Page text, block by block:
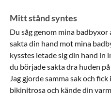
Mitt stånd syntes
Du såg genom mina
sakta din hand mot mina
kysstes letade sig din hand in
du började sakta dra huden
Jag gjorde samma sak och
bikinitrosa och kände din